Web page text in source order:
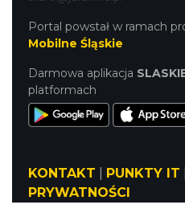
Portal powstał w ramach
Mobilne Śląskie
Darmowa aplikacja
platformach
KONTAKT PUNKTY IT
PRYWATNOŚCI